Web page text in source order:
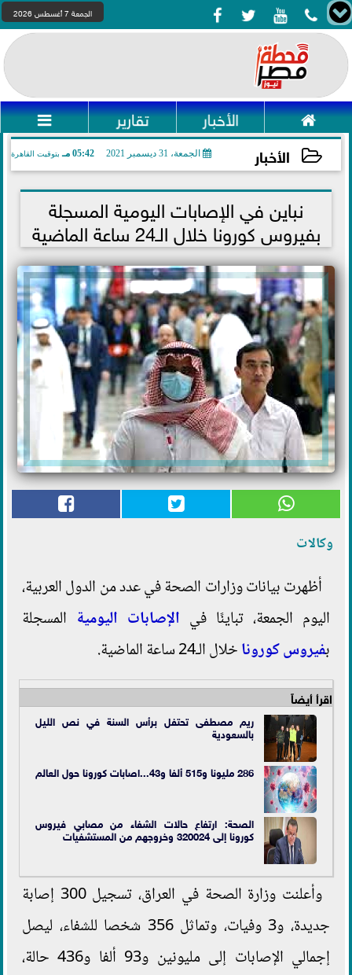
    الجمعة 7 أغسطس 2026
 الأخبار تقارير 
الأخبار الجمعة، 31 ديسمبر 2021 05:42 مـ بتوقيت القاهرة
2021-12-31 17:42:05نباين في الإصابات اليومية المسجلة
بفيروس كورونا خلال الـ24 ساعة الماضية
وكالات
أظهرت بيانات وزارات الصحة في عدد من الدول العربية،
اليوم الجمعة، تباينًا في الإصابات اليومية المسجلة
بفيروس كوروناخلال الـ24 ساعة الماضية.
اقرأ أيضاً
ريم مصطفى تحتفل برأس السنة في نص الليل
بالسعودية
286 مليونا و515 ألفا و43...اصابات كورونا حول العالم
الصحة: ارتفاع حالات الشفاء من مصابي فيروس
كورونا إلى 320024 وخروجهم من المستشفيات
وأعلنت وزارة الصحة في العراق، تسجيل 300 إصابة
جديدة، و3 وفيات، وتماثل 356 شخصا للشفاء، ليصل
إجمالي الإصابات إلى مليونين و93 ألفا و436 حالة،